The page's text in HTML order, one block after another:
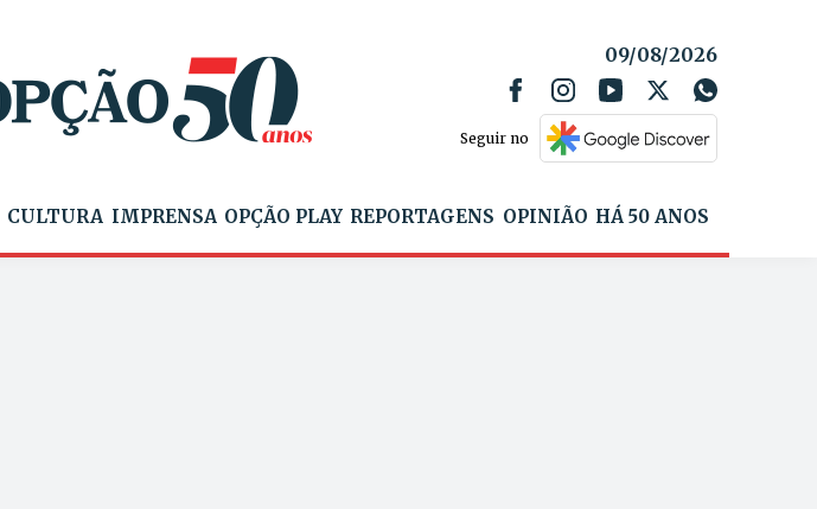
09/08/2026
Seguir no
CULTURA IMPRENSA OPÇÃO PLAY REPORTAGENS OPINIÃO HÁ 50 ANOS